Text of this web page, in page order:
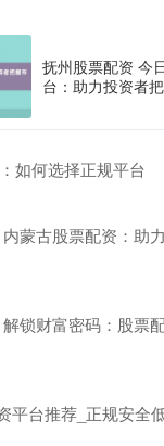
抚州股票配资 今
台：助力投资者
如何选择正规平台
蒙古股票配资：助
锁财富密码：股票
平台推荐_正规安全